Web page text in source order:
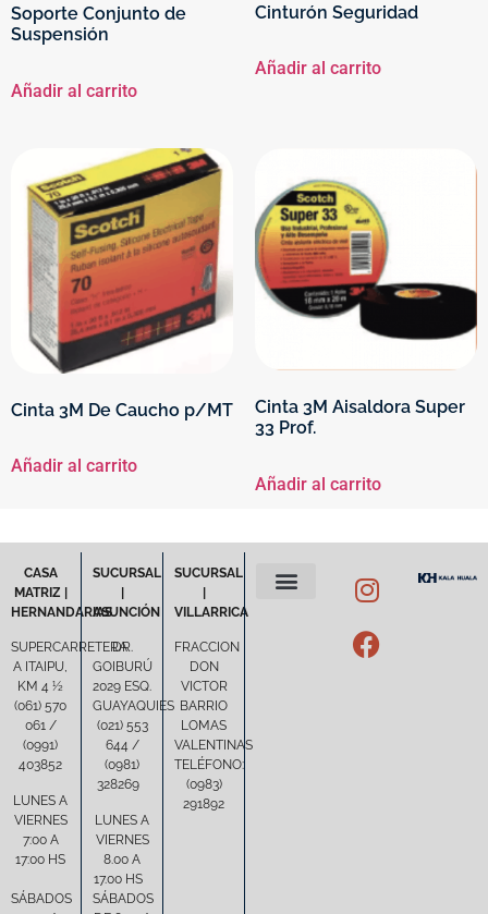
Soporte Conjunto de
Suspensión
Añadir al carrito
Cinturón Seguridad
Añadir al carrito
Cinta 3M De Caucho p/MT
Añadir al carrito
Cinta 3M Aisaldora Super
33 Prof.
Añadir al carrito
CASA
MATRIZ |
HERNANDARIAS
SUPERCARRETERA
A ITAIPU,
KM 4 ½
(061) 570
061 /
(0991)
403852
LUNES A
VIERNES
7:00 A
17:00 HS
SÁBADOS
SUCURSAL
ASUNCIÓN
DR.
GOIBURÚ
2029 ESQ.
GUAYAQUIES
(021) 553
644 /
(0981)
328269
LUNES A
VIERNES
8.00 A
17.00 HS
SÁBADOS
SUCURSAL
VILLARRICA
FRACCION
DON
VICTOR
BARRIO
LOMAS
VALENTINAS
TELÉFONO:
(0983)
291892